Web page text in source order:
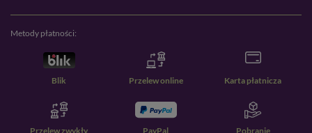
Metody płatności:
Blik Przelew online Karta płatnicza
Przelew zwykły PayPal Pobranie